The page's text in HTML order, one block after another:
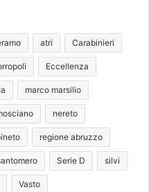
atri Carabinieri
Eccellenza
marco marsilio
nereto
regione abruzzo
Serie D silvi
Vasto